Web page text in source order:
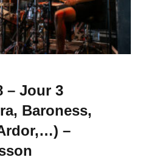
– Jour 3
Baroness,
–